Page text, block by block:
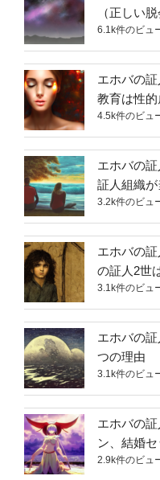
（正しい
6.1k件のビュ
エホバの
教育は性
4.5k件のビュ
エホバの
証人組織
3.2k件のビュ
エホバの
の証人2世
3.1k件のビュ
エホバの
つの理由
3.1k件のビュ
エホバの
ン、結婚
2.9k件のビュ